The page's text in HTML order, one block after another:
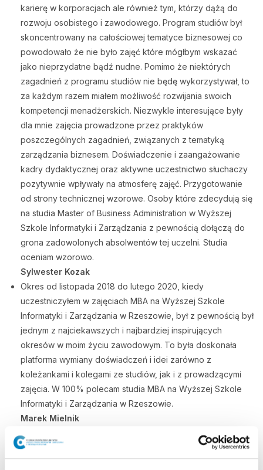
karierę w korporacjach ale również tym, którzy dążą do
rozwoju osobistego i zawodowego. Program studiów był
skoncentrowany na całościowej tematyce biznesowej co
powodowało że nie było zajęć które mógłbym wskazać
jako nieprzydatne bądź nudne. Pomimo że niektórych
zagadnień z programu studiów nie będę wykorzystywał, to
za każdym razem miałem możliwość rozwijania swoich
kompetencji menadżerskich. Niezwykle interesujące były
dla mnie zajęcia prowadzone przez praktyków
poszczególnych zagadnień, związanych z tematyką
zarządzania biznesem. Doświadczenie i zaangażowanie
kadry dydaktycznej oraz aktywne uczestnictwo słuchaczy
pozytywnie wpływały na atmosferę zajęć. Przygotowanie
od strony technicznej wzorowe. Osoby które zdecydują się
na studia Master of Business Administration w Wyższej
Szkole Informatyki i Zarządzania z pewnością dołączą do
grona zadowolonych absolwentów tej uczelni. Studia
oceniam wzorowo.
Sylwester Kozak
Okres od listopada 2018 do lutego 2020, kiedy
uczestniczyłem w zajęciach MBA na Wyższej Szkole
Informatyki i Zarządzania w Rzeszowie, był z pewnością był
jednym z najciekawszych i najbardziej inspirujących
okresów w moim życiu zawodowym. To była doskonała
platforma wymiany doświadczeń i idei zarówno z
koleżankami i kolegami ze studiów, jak i z prowadzącymi
zajęcia. W 100% polecam studia MBA na Wyższej Szkole
Informatyki i Zarządzania w Rzeszowie.
Marek Mielnik
Studia podyplomowe na kierunku MBA prowadzone przez
WSIiZ w Rzeszowie są idealną fuzją wiedzy praktycznej
oraz solidnych podstaw teoretycznych, umożliwiającą